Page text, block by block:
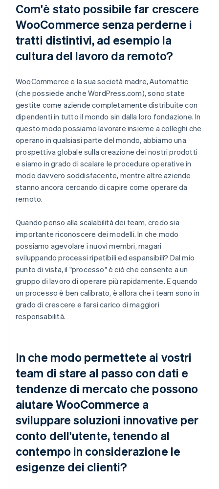
Com'è stato possibile far crescere
WooCommerce senza perderne i
tratti distintivi, ad esempio la
cultura del lavoro da remoto?
WooCommerce e la sua società madre, Automattic
(che possiede anche WordPress.com), sono state
gestite come aziende completamente distribuite con
dipendenti in tutto il mondo sin dalla loro fondazione. In
questo modo possiamo lavorare insieme a colleghi che
operano in qualsiasi parte del mondo, abbiamo una
prospettiva globale sulla creazione dei nostri prodotti
e siamo in grado di scalare le procedure operative in
modo davvero soddisfacente, mentre altre aziende
stanno ancora cercando di capire come operare da
remoto.
Quando penso alla scalabilità dei team, credo sia
importante riconoscere dei modelli. In che modo
possiamo agevolare i nuovi membri, magari
sviluppando processi ripetibili ed espansibili? Dal mio
punto di vista, il "processo" è ciò che consente a un
gruppo di lavoro di operare più rapidamente. E quando
un processo è ben calibrato, è allora che i team sono in
grado di crescere e farsi carico di maggiori
responsabilità.
In che modo permettete ai vostri
team di stare al passo con dati e
tendenze di mercato che possono
aiutare WooCommerce a
sviluppare soluzioni innovative per
conto dell'utente, tenendo al
contempo in considerazione le
esigenze dei clienti?